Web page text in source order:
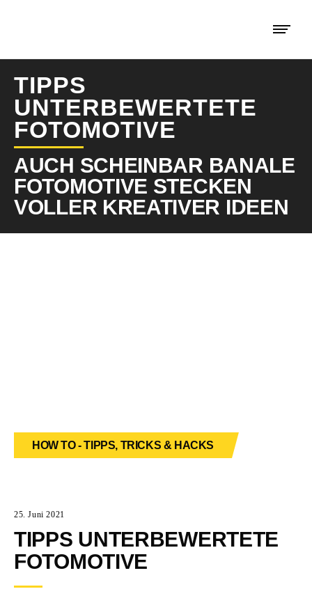
TIPPS
UNTERBEWERTETE
FOTOMOTIVE
AUCH SCHEINBAR BANALE
FOTOMOTIVE STECKEN
VOLLER KREATIVER IDEEN
HOW TO - TIPPS, TRICKS & HACKS
25. Juni 2021
TIPPS UNTERBEWERTETE
FOTOMOTIVE